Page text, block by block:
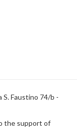
S. Faustino 74/b -
the support of